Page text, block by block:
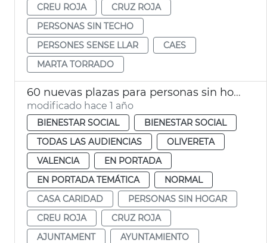
CREU ROJA
CRUZ ROJA
PERSONAS SIN TECHO
PERSONES SENSE LLAR
CAES
MARTA TORRADO
60 nuevas plazas para personas sin hogar
modificado hace 1 año
BIENESTAR SOCIAL
BIENESTAR SOCIAL
TODAS LAS AUDIENCIAS
OLIVERETA
VALENCIA
EN PORTADA
EN PORTADA TEMÁTICA
NORMAL
CASA CARIDAD
PERSONAS SIN HOGAR
CREU ROJA
CRUZ ROJA
AJUNTAMENT
AYUNTAMIENTO